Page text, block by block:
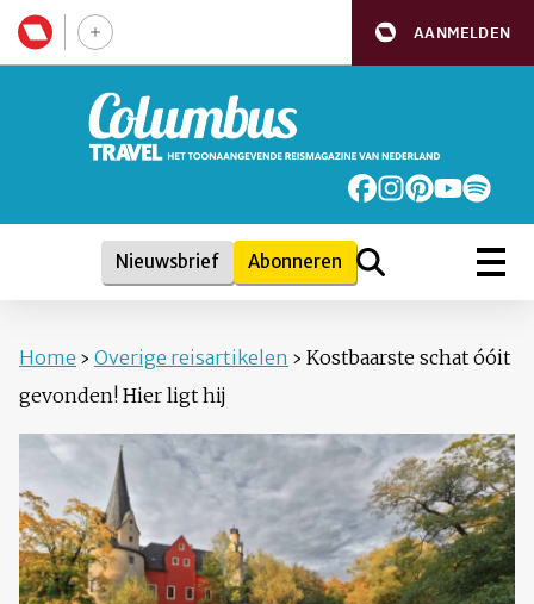
AANMELDEN
Nieuwsbrief Abonneren
Home › Overige reisartikelen › Kostbaarste schat óóit
gevonden! Hier ligt hij